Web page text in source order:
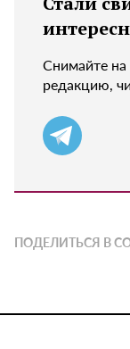
Снимайте
редакцию,
ПОДЕЛИТЬСЯ В